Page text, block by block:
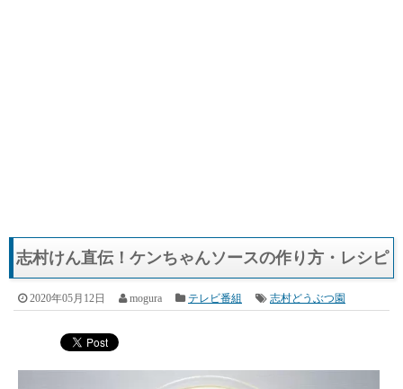
志村けん直伝！ケンちゃんソースの作り方・レシピ
2020年05月12日 mogura テレビ番組 志村どうぶつ園